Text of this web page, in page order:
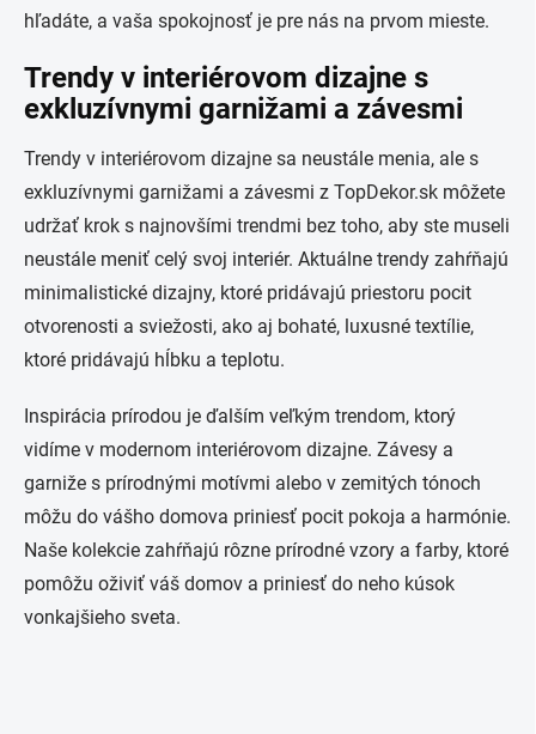
hľadáte, a vaša spokojnosť je pre nás na prvom mieste.
Trendy v interiérovom dizajne s
exkluzívnymi garnižami a závesmi
Trendy v interiérovom dizajne sa neustále menia, ale s
exkluzívnymi garnižami a závesmi z TopDekor.sk môžete
udržať krok s najnovšími trendmi bez toho, aby ste museli
neustále meniť celý svoj interiér. Aktuálne trendy zahŕňajú
minimalistické dizajny, ktoré pridávajú priestoru pocit
otvorenosti a sviežosti, ako aj bohaté, luxusné textílie,
ktoré pridávajú hĺbku a teplotu.
Inspirácia prírodou je ďalším veľkým trendom, ktorý
vidíme v modernom interiérovom dizajne. Závesy a
garniže s prírodnými motívmi alebo v zemitých tónoch
môžu do vášho domova priniesť pocit pokoja a harmónie.
Naše kolekcie zahŕňajú rôzne prírodné vzory a farby, ktoré
pomôžu oživiť váš domov a priniesť do neho kúsok
vonkajšieho sveta.